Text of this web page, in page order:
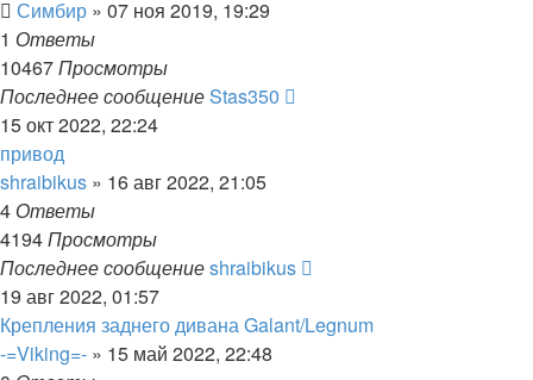
Симбир » 07 ноя 2019, 19:29
1 Ответы
10467Просмотры
Последнее сообщениеStas350
15 окт 2022, 22:24
привод
shraibikus » 16 авг 2022, 21:05
4 Ответы
4194Просмотры
Последнее сообщениеshraibikus
19 авг 2022, 01:57
Крепления заднего дивана Galant/Legnum
-=Viking=- » 15 май 2022, 22:48